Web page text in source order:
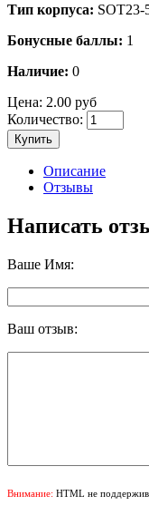
Тип корпуса: SOT23-
Бонусные баллы: 1
Наличие: 0
Цена: 2.00 руб
Количество:
Купить
Описание
Отзывы
Написать
Ваше Имя:
Ваш отзыв:
Внимание: HTML не